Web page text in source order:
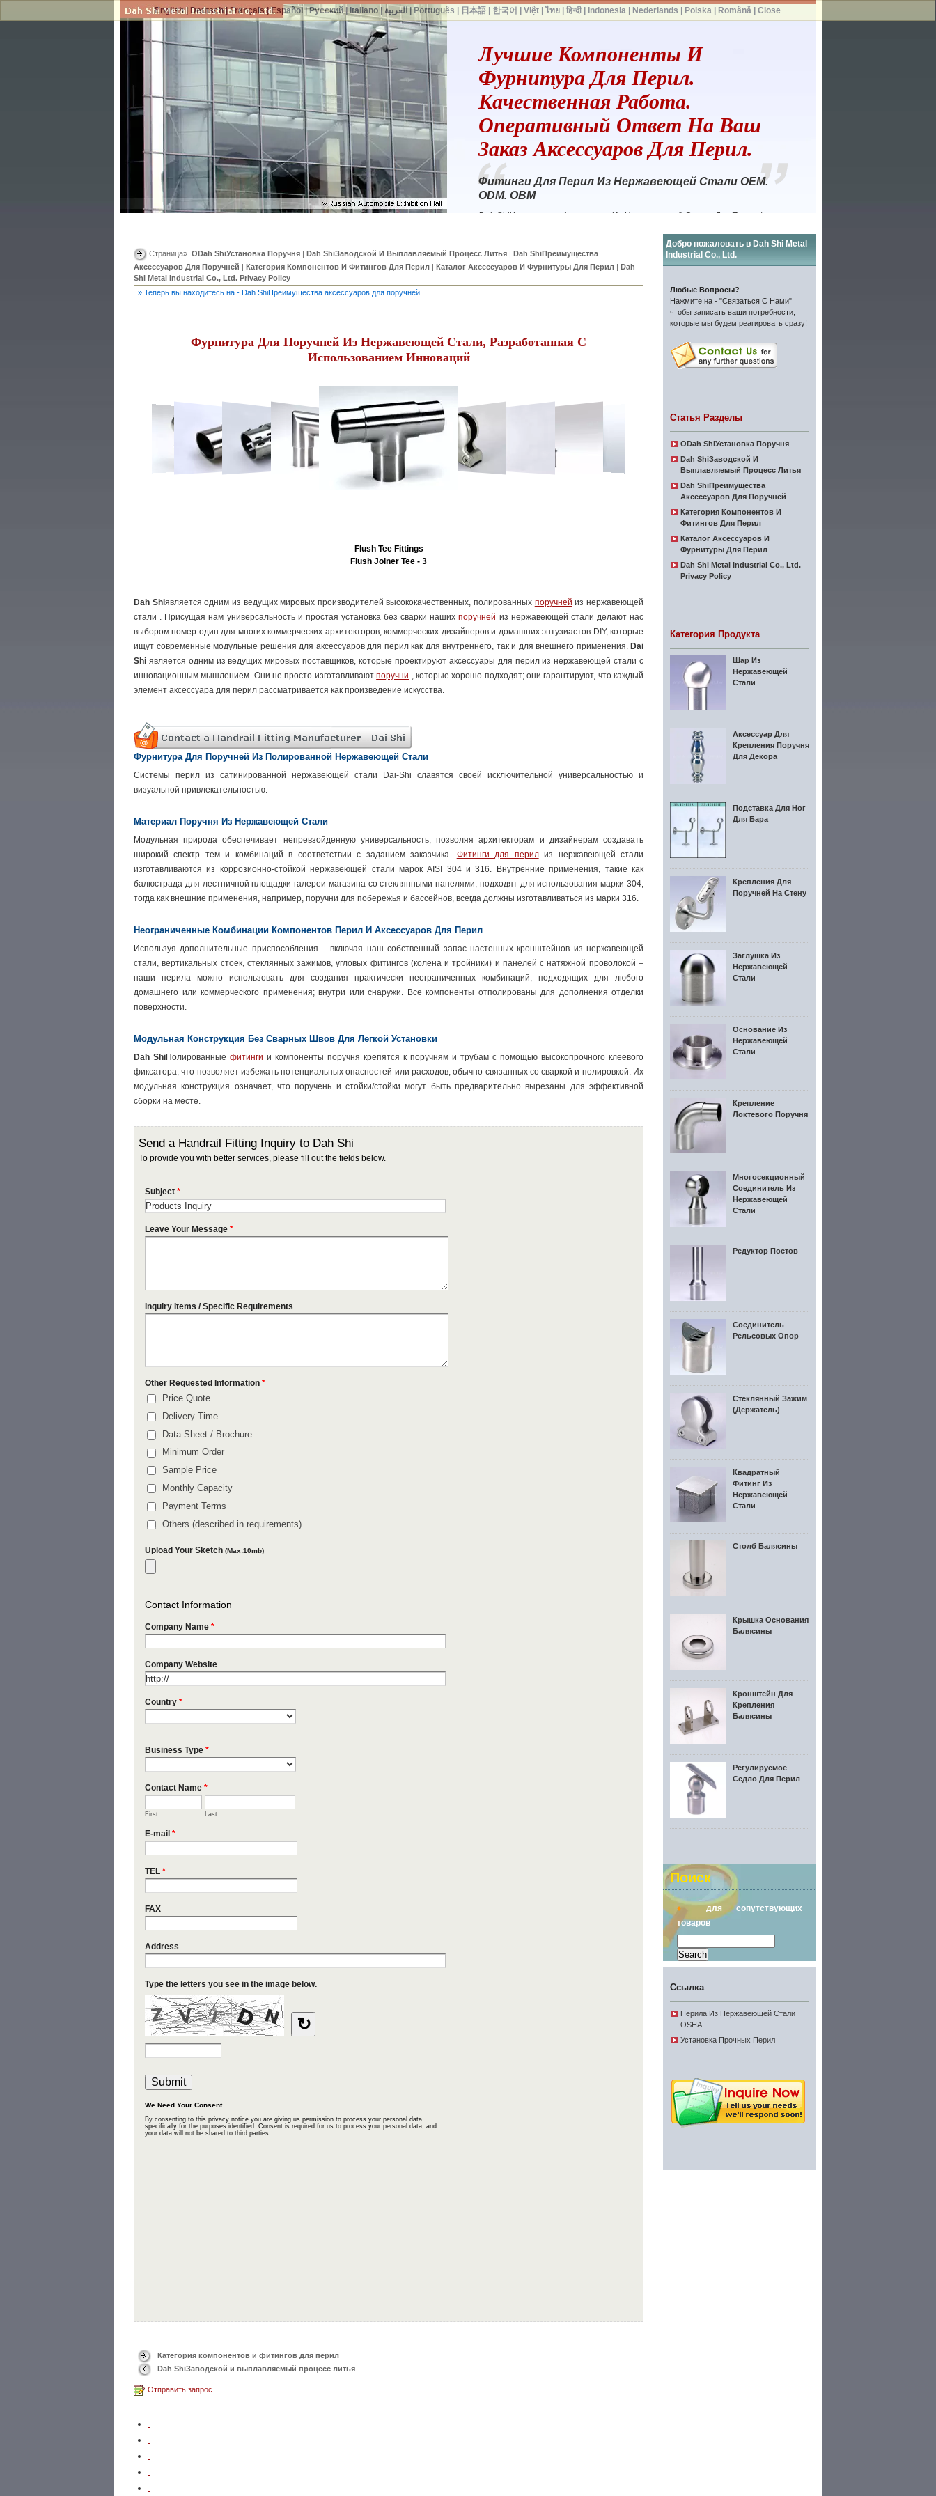
Лучшие Компоненты И
Фурнитура Для Перил.
Качественная Работа.
Оперативный Ответ На Ваш
Заказ Аксессуаров Для Перил.
Фитинги Для Перил Из Нержавеющей Стали OEM.
ODM. OBM
Dah ShiИзысканные Аксессуары Из Нержавеющей Стали Для Перил /
Страница» ОDah ShiУстановка Поручня Dah ShiЗаводской И Выплавляемый Процесс Литья
Dah ShiПреимущества
Аксессуаров Для Поручней | Категория Компонентов И Фитингов Для Перил | Каталог Аксессуаров И Фурнитуры Для Перил | Dah
Shi Metal Industrial Co., Ltd. Privacy Policy
» Теперь вы находитесь на - Dah ShiПреимущества аксессуаров для поручней
Фурнитура Для Поручней Из Нержавеющей Стали, Разработанная С
Использованием Инноваций
Flush Tee Fittings
Flush Joiner Tee - 3
Dah Shiявляется одним из ведущих мировых производителей высококачественных, полированных поручней из нержавеющей
стали . Присущая нам универсальность и простая установка без сварки нашихпоручней из нержавеющей стали делают нас
выбором номер один для многих коммерческих архитекторов, коммерческих дизайнеров и домашних энтузиастов DIY, которые
ищут современные модульные решения для аксессуаров для перил как для внутреннего, так и для внешнего применения. Dai
Shi является одним из ведущих мировых поставщиков, которые проектируют аксессуары для перил из нержавеющей стали с
инновационным мышлением. Они не просто изготавливаютпоручни , которые хорошо подходят; они гарантируют, что каждый
элемент аксессуара для перил рассматривается как произведение искусства.
Фурнитура Для Поручней Из Полированной Нержавеющей Стали
Системы перил из сатинированной нержавеющей стали Dai-Shi славятся своей исключительной универсальностью и
визуальной привлекательностью.
Материал Поручня Из Нержавеющей Стали
Модульная природа обеспечивает непревзойденную универсальность, позволяя архитекторам и дизайнерам создавать
широкий спектр тем и комбинаций в соответствии с заданием заказчика. Фитинги для перилиз нержавеющей стали
изготавливаются из коррозионно-стойкой нержавеющей стали марок AISI 304 и 316. Внутренние применения, такие как
балюстрада для лестничной площадки галереи магазина со стеклянными панелями, подходят для использования марки 304,
тогда как внешние применения, например, поручни для побережья и бассейнов, всегда должны изготавливаться из марки 316.
Неограниченные Комбинации Компонентов Перил И Аксессуаров Для Перил
Используя дополнительные приспособления – включая наш собственный запас настенных кронштейнов из нержавеющей
стали, вертикальных стоек, стеклянных зажимов, угловых фитингов (колена и тройники) и панелей с натяжной проволокой –
наши перила можно использовать для создания практически неограниченных комбинаций, подходящих для любого
домашнего или коммерческого применения; внутри или снаружи. Все компоненты отполированы для дополнения отделки
поверхности.
Модульная Конструкция Без Сварных Швов Для Легкой Установки
Dah ShiПолированные фитинги и компоненты поручня крепятся к поручням и трубам с помощью высокопрочного клеевого
фиксатора, что позволяет избежать потенциальных опасностей или расходов, обычно связанных со сваркой и полировкой. Их
модульная конструкция означает, что поручень и стойки/стойки могут быть предварительно вырезаны для эффективной
сборки на месте.
Категория компонентов и фитингов для перил
Dah ShiЗаводской и выплавляемый процесс литья
Отправить запрос
Добро пожаловать в Dah Shi Metal
Industrial Co., Ltd.
Любые Вопросы?
Нажмите на - "Связаться С Нами"
чтобы записать ваши потребности,
которые мы будем реагировать сразу!
Статья Разделы
ОDah ShiУстановка Поручня
Dah ShiЗаводской И
Выплавляемый Процесс Литья
Dah ShiПреимущества
Аксессуаров Для Поручней
Категория Компонентов И
Фитингов Для Перил
Каталог Аксессуаров И
Фурнитуры Для Перил
Dah Shi Metal Industrial Co., Ltd.
Privacy Policy
Категория Продукта
Шар Из
Нержавеющей
Стали
Аксессуар Для
Крепления Поручня
Для Декора
Подставка Для Ног
Для Бара
Крепления Для
Поручней На Стену
Заглушка Из
Нержавеющей
Стали
Основание Из
Нержавеющей
Стали
Крепление
Локтевого Поручня
Многосекционный
Соединитель Из
Нержавеющей
Стали
Редуктор Постов
Соединитель
Рельсовых Опор
Стеклянный Зажим
(держатель)
Квадратный
Фитинг Из
Нержавеющей
Стали
Столб Балясины
Крышка Основания
Балясины
Кронштейн Для
Крепления
Балясины
Регулируемое
Седло Для Перил
Поиск
♦
для сопутствующих
товаров
Ссылка
Перила Из Нержавеющей Стали
OSHA
Установка Прочных Перил
English| Deutsch|Français|Español|Русский|Italiano| العربية | Português 日本語| 한국어 Việt| ไทย| हिन्दी| Indonesia| Nederlands Polska| Română| Close